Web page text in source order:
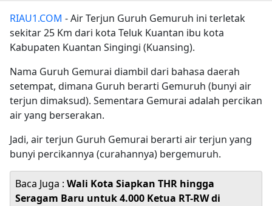
RIAU1.COM - Air Terjun Guruh Gemuruh ini terletak
sekitar 25 Km dari kota Teluk Kuantan ibu kota
Kabupaten Kuantan Singingi (Kuansing).
Nama Guruh Gemurai diambil dari bahasa daerah
setempat, dimana Guruh berarti Gemuruh (bunyi air
terjun dimaksud). Sementara Gemurai adalah percikan
air yang berserakan.
Jadi, air terjun Guruh Gemurai berarti air terjun yang
bunyi percikannya (curahannya) bergemuruh.
Baca Juga : Wali Kota Siapkan THR hingga
Seragam Baru untuk 4.000 Ketua RT-RW di